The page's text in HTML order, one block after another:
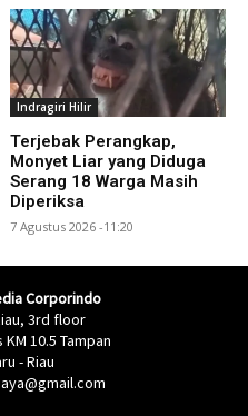
Indragiri Hilir
Terjebak Perangkap,
Monyet Liar yang Diduga
Serang 18 Warga Masih
Diperiksa
7 Agustus 2026 -11:20
Corporindo
3rd floor
10.5 Tampan
- Riau